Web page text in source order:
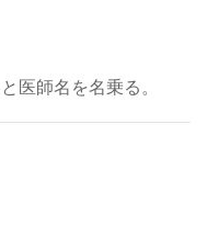
医師名を名乗る。